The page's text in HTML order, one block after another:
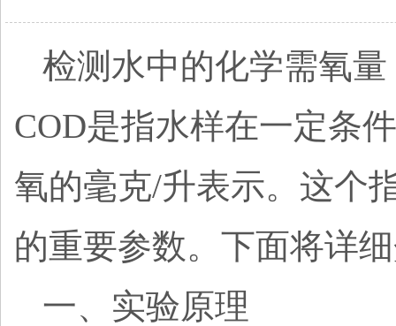
检测水中的化学需氧量
COD是指水样在一定条
氧的毫克/升表示。这个
的重要参数。下面将详
一、实验原理